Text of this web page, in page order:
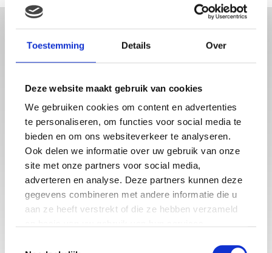
Toestemming Details Over
Deze website maakt gebruik van cookies
We gebruiken cookies om content en advertenties
te personaliseren, om functies voor social media te
bieden en om ons websiteverkeer te analyseren.
Ook delen we informatie over uw gebruik van onze
site met onze partners voor social media,
adverteren en analyse. Deze partners kunnen deze
gegevens combineren met andere informatie die u
aan ze heeft verstrekt of die ze hebben verzameld
Babystraatje.nl is een uniek platform voor aanstaande en
jonge moeders. Een online ontmoetingsplek vol
inspirerende blogs en handige artikelen op het gebied van
zwangerschap, moederschap, babyproducten, lifestyle en
fashion. Babystraatje.nl, het leukste online (winkel)straatje
voor jou en je kleintje.
LAATSTE BLOGS